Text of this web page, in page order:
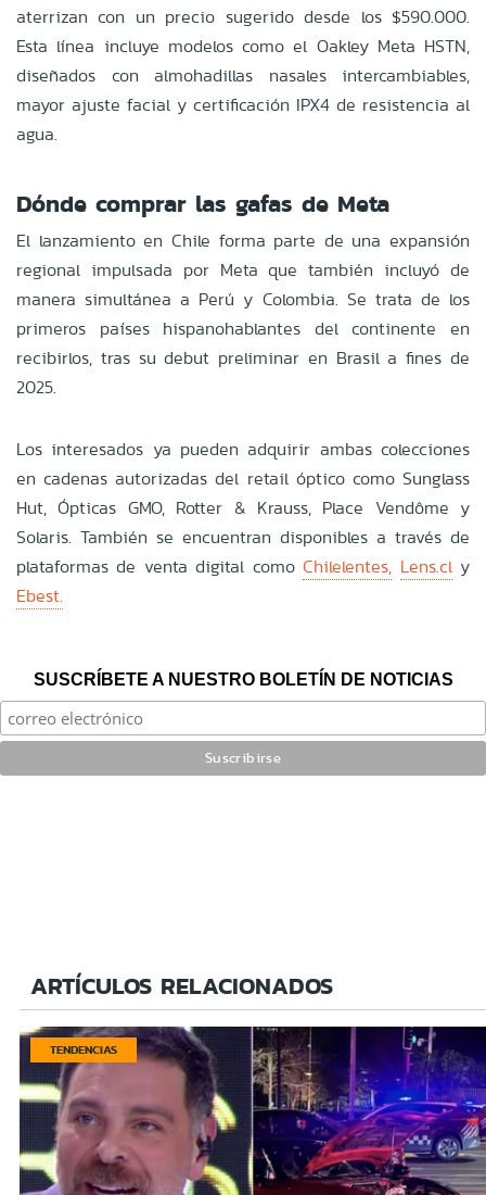
aterrizan con un precio sugerido desde los $590.000.
Esta línea incluye modelos como el Oakley Meta HSTN,
diseñados con almohadillas nasales intercambiables,
mayor ajuste facial y certificación IPX4 de resistencia al
agua.
Dónde comprar las gafas de Meta
El lanzamiento en Chile forma parte de una expansión
regional impulsada por Meta que también incluyó de
manera simultánea a Perú y Colombia. Se trata de los
primeros países hispanohablantes del continente en
recibirlos, tras su debut preliminar en Brasil a fines de
2025.
Los interesados ya pueden adquirir ambas colecciones
en cadenas autorizadas del retail óptico como Sunglass
Hut, Ópticas GMO, Rotter & Krauss, Place Vendôme y
Solaris. También se encuentran disponibles a través de
plataformas de venta digital comoChilelentes, Lens.cly
Ebest.
SUSCRÍBETE A NUESTRO BOLETÍN DE NOTICIAS
ARTÍCULOS RELACIONADOS
TENDENCIAS